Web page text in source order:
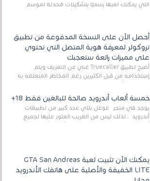
التي يمكنك لعبها رسميًا بتشكيلات مُحدثة لموسم
أحصل الآن على النسخة المدفوعة من تطبيق
تروكولر لمعرفة هوية المتصل التي تحتوي
على مميزات رائعة ستعجبك
أصبح تطبيق Truecaller غني عن التعريف ويتم
إستخدامه من قبل الكثيرين رغم المخاطر المتعلقه به
خمسة ألعاب أندرويد صالحة للبالغين فقط 18+
يوجد في متجر غوغل بلاي عدد كبير من تطبيقات
أندرويد ، لذلك ليس من الغريب العثور عليها لجميع
يمكنك الآن تثبيت لعبة GTA San Andreas
LITE الخفيفة والأصلية على هاتفك الأندرويد